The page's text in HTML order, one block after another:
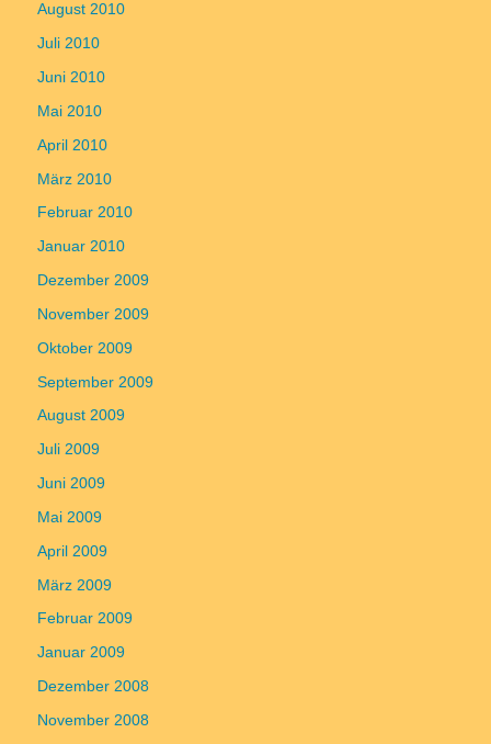
August 2010
Juli 2010
Juni 2010
Mai 2010
April 2010
März 2010
Februar 2010
Januar 2010
Dezember 2009
November 2009
Oktober 2009
September 2009
August 2009
Juli 2009
Juni 2009
Mai 2009
April 2009
März 2009
Februar 2009
Januar 2009
Dezember 2008
November 2008